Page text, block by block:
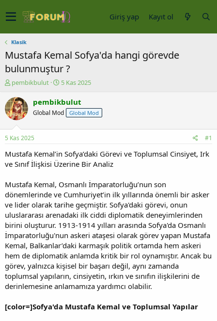
Giriş yap Kayıt ol
Klasik
Mustafa Kemal Sofya'da hangi görevde
bulunmuştur ?
K
n
u
y
b
a
ş
a
a
n
pembikbulut
B
ş
a
ç
a
i
h
i
5 Kas 2025
pembikbulut
Global Mod Global Mod
5 Kas 2025 #1
Mustafa Kemal’in Sofya’daki Görevi ve Toplumsal Cinsiyet, Irk
ve Sınıf İlişkisi Üzerine Bir Analiz
Mustafa Kemal, Osmanlı İmparatorluğu’nun son
dönemlerinde ve Cumhuriyet’in ilk yıllarında önemli bir asker
ve lider olarak tarihe geçmiştir. Sofya'daki görevi, onun
uluslararası arenadaki ilk ciddi diplomatik deneyimlerinden
birini oluşturur. 1913-1914 yılları arasında Sofya'da Osmanlı
İmparatorluğu'nun askeri ataşesi olarak görev yapan Mustafa
Kemal, Balkanlar’daki karmaşık politik ortamda hem askeri
hem de diplomatik anlamda kritik bir rol oynamıştır. Ancak bu
görev, yalnızca kişisel bir başarı değil, aynı zamanda
toplumsal yapıların, cinsiyetin, ırkın ve sınıfın ilişkilerini de
derinlemesine anlamamıza yardımcı olabilir.
[color=]Sofya'da Mustafa Kemal ve Toplumsal Yapılar